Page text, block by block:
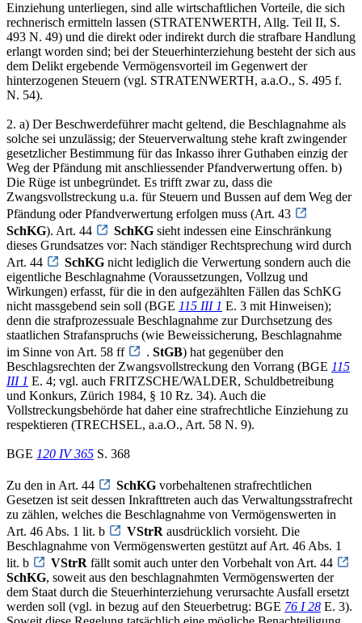
Einziehung unterliegen, sind alle wirtschaftlichen Vorteile, die sich
rechnerisch ermitteln lassen (STRATENWERTH, Allg. Teil II, S.
493 N. 49) und die direkt oder indirekt durch die strafbare Handlung
erlangt worden sind; bei der Steuerhinterziehung besteht der sich aus
dem Delikt ergebende Vermögensvorteil im Gegenwert der
hinterzogenen Steuern (vgl. STRATENWERTH, a.a.O., S. 495 f.
N. 54).
2. a) Der Beschwerdeführer macht geltend, die Beschlagnahme als
solche sei unzulässig; der Steuerverwaltung stehe kraft zwingender
gesetzlicher Bestimmung für das Inkasso ihrer Guthaben einzig der
Weg der Pfändung mit anschliessender Pfandverwertung offen. b)
Die Rüge ist unbegründet. Es trifft zwar zu, dass die
Zwangsvollstreckung u.a. für Steuern und Bussen auf dem Weg der
Pfändung oder Pfandverwertung erfolgen muss (Art. 43
SchKG). Art. 44 SchKG sieht indessen eine Einschränkung
dieses Grundsatzes vor: Nach ständiger Rechtsprechung wird durch
Art. 44
SchKG nicht lediglich die Verwertung sondern auch die
eigentliche Beschlagnahme (Voraussetzungen, Vollzug und
Wirkungen) erfasst, für die in den aufgezählten Fällen das SchKG
nicht massgebend sein soll (BGE 115 III 1 E. 3 mit Hinweisen);
denn die strafprozessuale Beschlagnahme zur Durchsetzung des
staatlichen Strafanspruchs (wie Beweissicherung, Beschlagnahme
im Sinne von Art. 58 ff
. StGB) hat gegenüber den
Beschlagsrechten der Zwangsvollstreckung den Vorrang (BGE 115
III 1 E. 4; vgl. auch FRITZSCHE/WALDER, Schuldbetreibung
und Konkurs, Zürich 1984, § 10 Rz. 34). Auch die
Vollstreckungsbehörde hat daher eine strafrechtliche Einziehung zu
respektieren (TRECHSEL, a.a.O., Art. 58 N. 9).
BGE 120 IV 365 S. 368
Zu den in Art. 44 SchKG vorbehaltenen strafrechtlichen
Gesetzen ist seit dessen Inkrafttreten auch das Verwaltungsstrafrecht
zu zählen, welches die Beschlagnahme von Vermögenswerten in
Art. 46 Abs. 1 lit. b
VStrR ausdrücklich vorsieht. Die
Beschlagnahme von Vermögenswerten gestützt auf Art. 46 Abs. 1
lit. b
VStrR fällt somit auch unter den Vorbehalt von Art. 44
SchKG, soweit aus den beschlagnahmten Vermögenswerten der
dem Staat durch die Steuerhinterziehung verursachte Ausfall ersetzt
werden soll (vgl. in bezug auf den Steuerbetrug: BGE 76 I 28 E. 3).